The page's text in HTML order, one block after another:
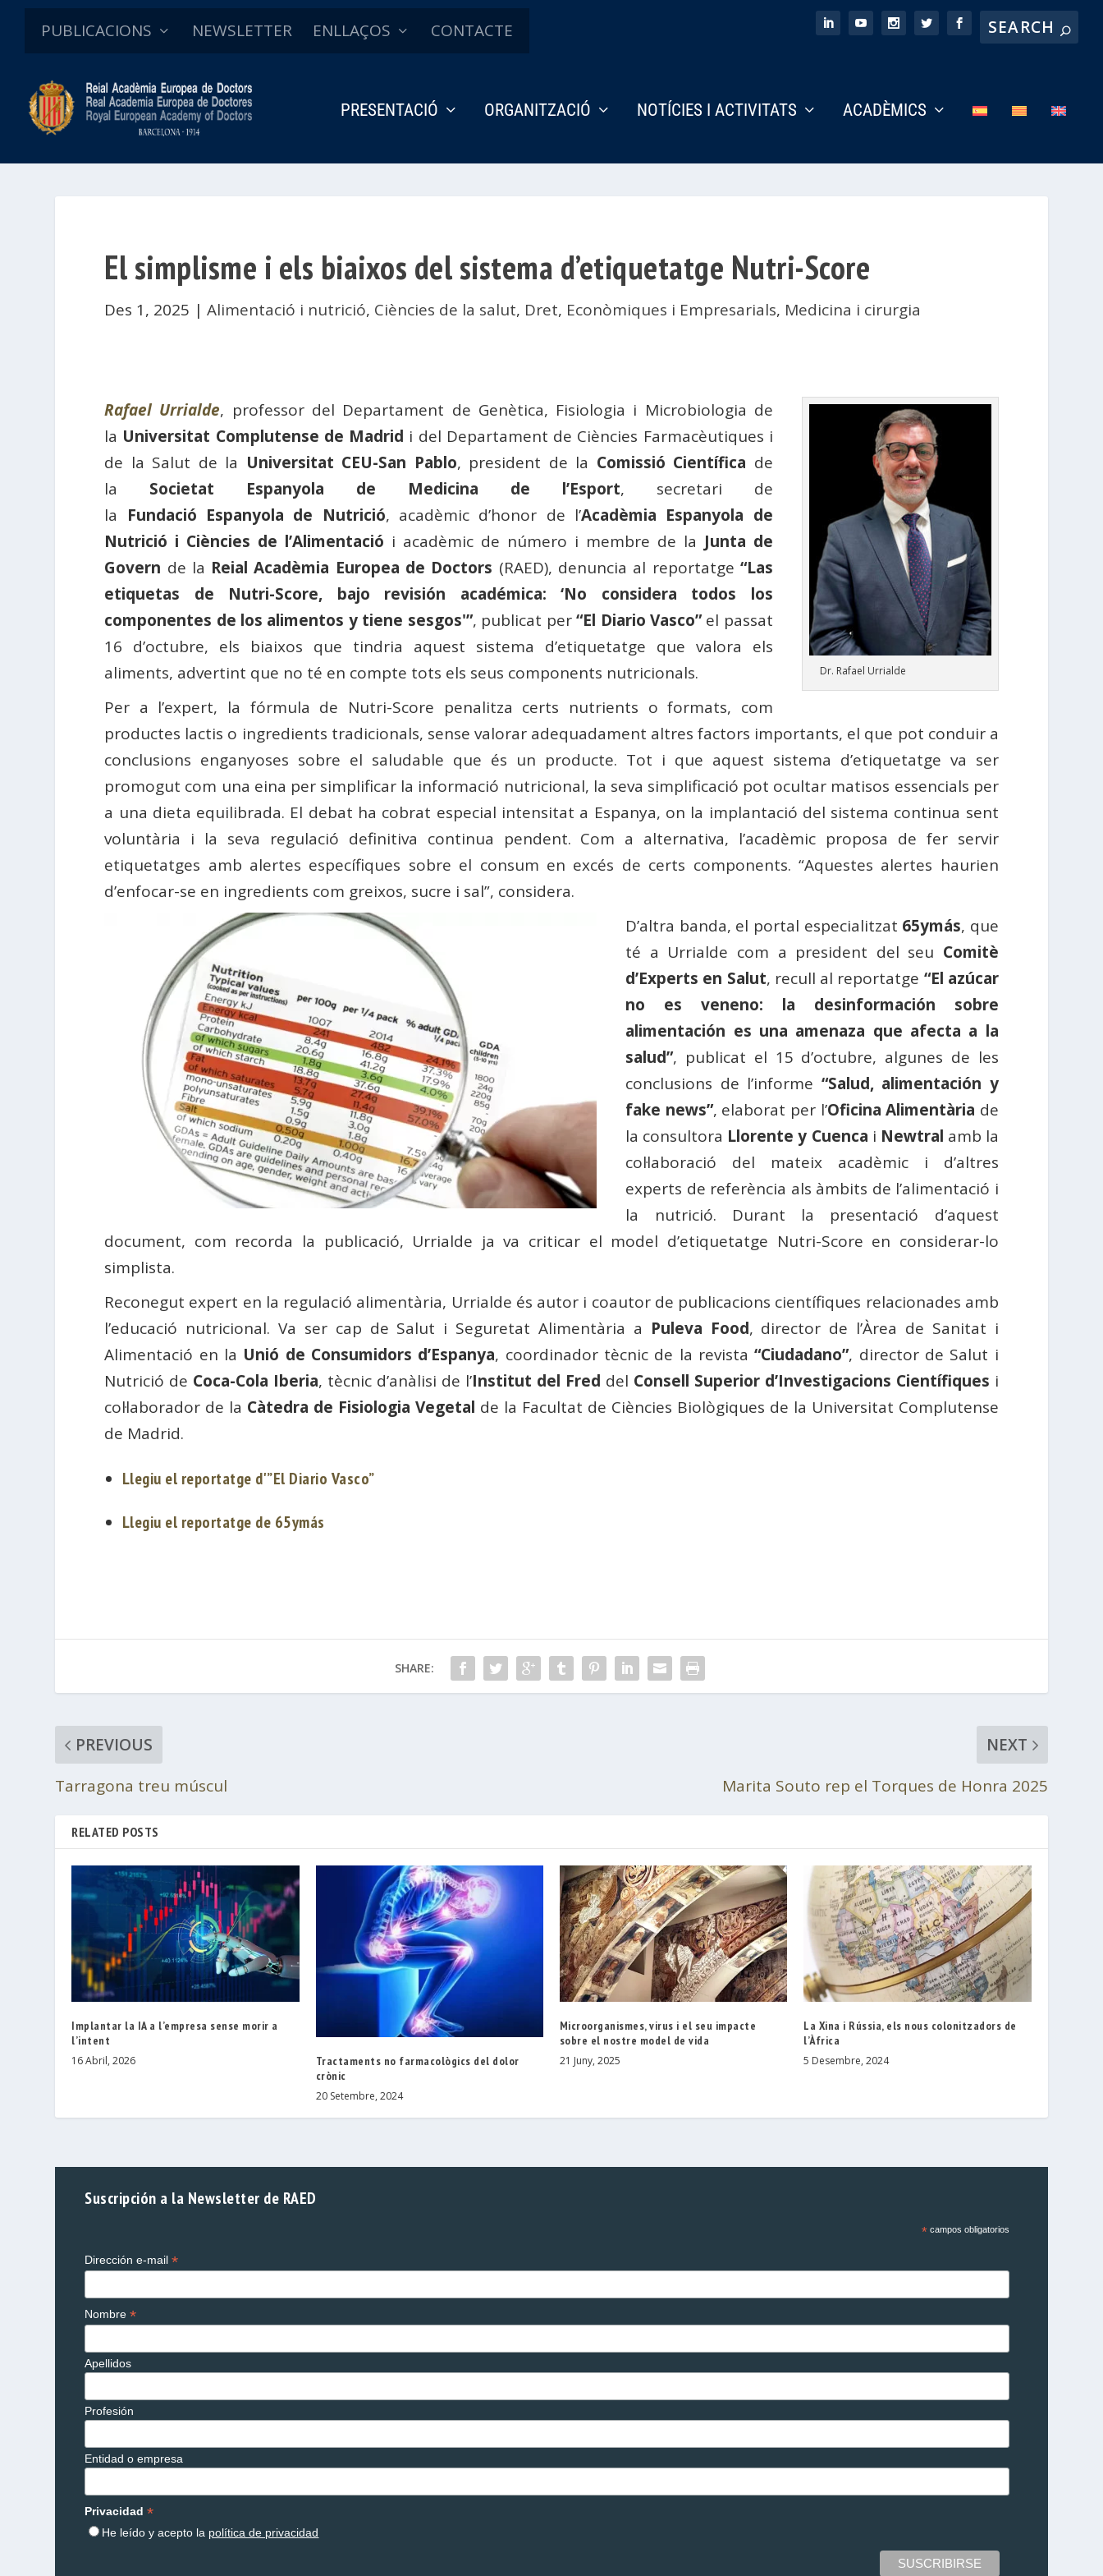
PUBLICACIONS NEWSLETTER ENLLAÇOS CONTACTE
PRESENTACIÓ ORGANITZACIÓ NOTÍCIES I ACTIVITATS ACADÈMICS
El simplisme i els biaixos del sistema d’etiquetatge Nutri-Score
Des 1, 2025 |Alimentació i nutrició, Ciències de la salut, Dret, Econòmiques i Empresarials, Medicina i cirurgia
Dr. Rafael Urrialde
Rafael Urrialde, professor del Departament de Genètica, Fisiologia i Microbiologia de
la Universitat Complutense de Madrid i del Departament de Ciències Farmacèutiques i
de la Salut de la Universitat CEU-San Pablo, president de la Comissió Científica de
la Societat Espanyola de Medicina de l’Esport, secretari de
la Fundació Espanyola de Nutrició, acadèmic d’honor de l’Acadèmia Espanyola de
Nutrició i Ciències de l’Alimentació i acadèmic de número i membre de la Junta de
Govern de la Reial Acadèmia Europea de Doctors (RAED), denuncia al reportatge “Las
etiquetas de Nutri-Score, bajo revisión académica: ‘No considera todos los
componentes de los alimentos y tiene sesgos'”, publicat per“El Diario Vasco”el passat
16 d’octubre, els biaixos que tindria aquest sistema d’etiquetatge que valora els
aliments, advertint que no té en compte tots els seus components nutricionals.
Per a l’expert, la fórmula de Nutri-Score penalitza certs nutrients o formats, com
productes lactis o ingredients tradicionals, sense valorar adequadament altres factors importants, el que pot conduir a
conclusions enganyoses sobre el saludable que és un producte. Tot i que aquest sistema d’etiquetatge va ser
promogut com una eina per simplificar la informació nutricional, la seva simplificació pot ocultar matisos essencials per
a una dieta equilibrada. El debat ha cobrat especial intensitat a Espanya, on la implantació del sistema continua sent
voluntària i la seva regulació definitiva continua pendent. Com a alternativa, l’acadèmic proposa de fer servir
etiquetatges amb alertes específiques sobre el consum en excés de certs components. “Aquestes alertes haurien
d’enfocar-se en ingredients com greixos, sucre i sal”, considera.
D’altra banda, el portal especialitzat 65ymás, que
té a Urrialde com a president del seu Comitè
d’Experts en Salut, recull al reportatge “El azúcar
no es veneno: la desinformación sobre
alimentación es una amenaza que afecta a la
salud”, publicat el 15 d’octubre, algunes de les
conclusions de l’informe “Salud, alimentación y
fake news”, elaborat per l’Oficina Alimentària de
la consultora Llorente y Cuenca i Newtral amb la
col·laboració del mateix acadèmic i d’altres
experts de referència als àmbits de l’alimentació i
la nutrició. Durant la presentació d’aquest
document, com recorda la publicació, Urrialde ja va criticar el model d’etiquetatge Nutri-Score en considerar-lo
simplista.
Reconegut expert en la regulació alimentària, Urrialde és autor i coautor de publicacions científiques relacionades amb
l’educació nutricional. Va ser cap de Salut i Seguretat Alimentària a Puleva Food, director de l’Àrea de Sanitat i
Alimentació en la Unió de Consumidors d’Espanya, coordinador tècnic de la revista“Ciudadano”, director de Salut i
Nutrició de Coca-Cola Iberia, tècnic d’anàlisi de l’Institut del Fred del Consell Superior d’Investigacions Científiques i
col·laborador de la Càtedra de Fisiologia Vegetal de la Facultat de Ciències Biològiques de la Universitat Complutense
de Madrid.
Llegiu el reportatge d'”El Diario Vasco”
Llegiu el reportatge de 65ymás
SHARE:
PREVIOUS
Tarragona treu múscul
NEXT
Marita Souto rep el Torques de Honra 2025
RELATED POSTS
Implantar la IA a l’empresa sense morir a
l’intent
16 Abril, 2026
Tractaments no farmacològics del dolor
crònic
20 Setembre, 2024
Microorganismes, virus i el seu impacte
sobre el nostre model de vida
21 Juny, 2025
La Xina i Rússia, els nous colonitzadors de
l’Àfrica
5 Desembre, 2024
Suscripción a la Newsletter de RAED
*campos obligatorios
Dirección e-mail*
Nombre*
Apellidos
Profesión
Entidad o empresa
Privacidad*
He leído y acepto la política de privacidad